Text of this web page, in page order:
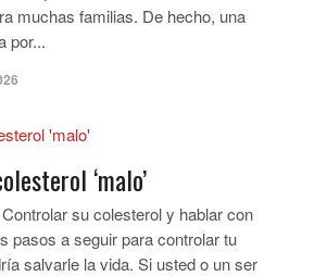
muchas familias. De hecho, una
por...
‘malo’
su colesterol y hablar con
pasos a seguir para controlar tu
salvarle la vida. Si usted o un ser